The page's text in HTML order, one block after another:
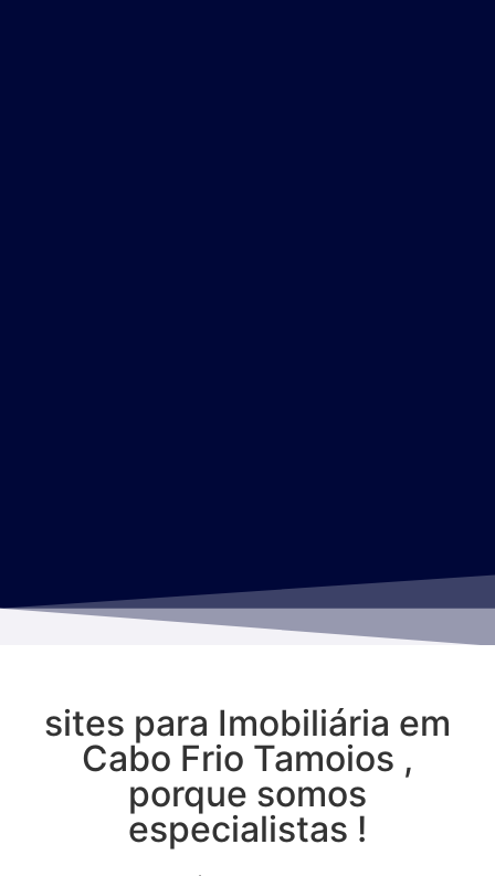
sites para Imobiliária em
Cabo Frio Tamoios ,
porque somos
especialistas !